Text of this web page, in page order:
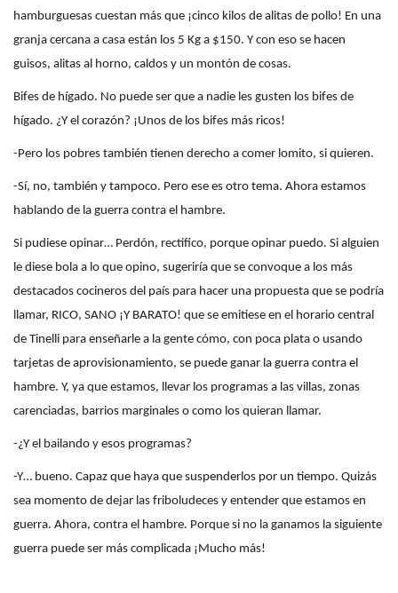
hamburguesas cuestan más que ¡cinco kilos de alitas de pollo! En una
granja cercana a casa están los 5 Kg a $150. Y con eso se hacen
guisos, alitas al horno, caldos y un montón de cosas.
Bifes de hígado. No puede ser que a nadie les gusten los bifes de
hígado. ¿Y el corazón? ¡Unos de los bifes más ricos!
-Pero los pobres también tienen derecho a comer lomito, si quieren.
-Sí, no, también y tampoco. Pero ese es otro tema. Ahora estamos
hablando de la guerra contra el hambre.
Si pudiese opinar… Perdón, rectifico, porque opinar puedo. Si alguien
le diese bola a lo que opino, sugeriría que se convoque a los más
destacados cocineros del país para hacer una propuesta que se podría
llamar, RICO, SANO ¡Y BARATO! que se emitiese en el horario central
de Tinelli para enseñarle a la gente cómo, con poca plata o usando
tarjetas de aprovisionamiento, se puede ganar la guerra contra el
hambre. Y, ya que estamos, llevar los programas a las villas, zonas
carenciadas, barrios marginales o como los quieran llamar.
-¿Y el bailando y esos programas?
-Y… bueno. Capaz que haya que suspenderlos por un tiempo. Quizás
sea momento de dejar las friboludeces y entender que estamos en
guerra. Ahora, contra el hambre. Porque si no la ganamos la siguiente
guerra puede ser más complicada ¡Mucho más!